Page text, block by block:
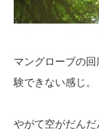
マングローブの
験できない感じ。
やがて空がだんだ